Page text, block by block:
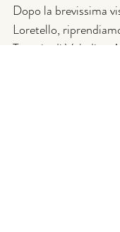
Dopo la brevissima
Loretello,
Tempio di Valadier.